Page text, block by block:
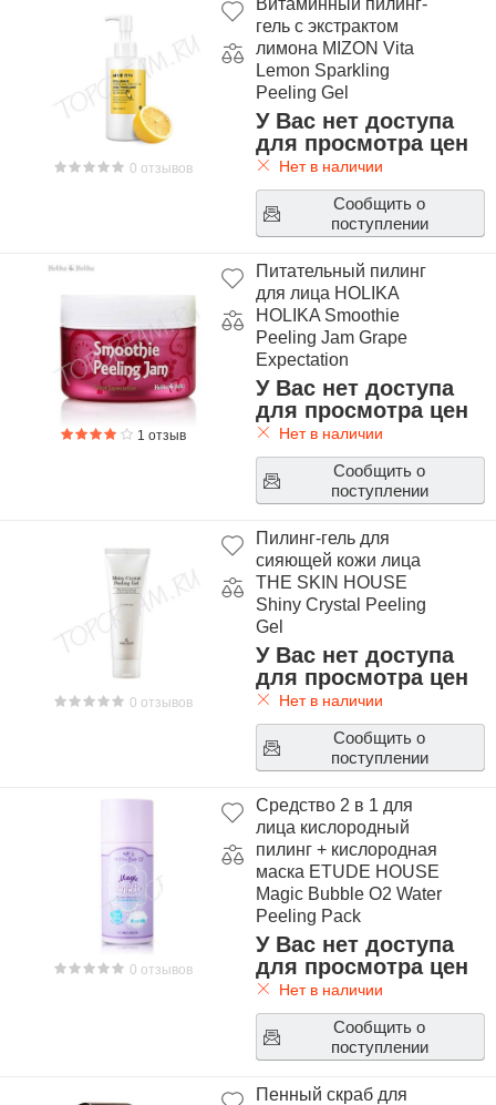
0 отзывов
Витаминный пилинг-
гель с экстрактом
лимона MIZON Vita
Lemon Sparkling
Peeling Gel
У Вас нет доступа
для просмотра цен
Нет в наличии
Сообщить о
поступлении
1 отзыв
Питательный пилинг
для лица HOLIKA
HOLIKA Smoothie
Peeling Jam Grape
Expectation
У Вас нет доступа
для просмотра цен
Нет в наличии
Сообщить о
поступлении
0 отзывов
Пилинг-гель для
сияющей кожи лица
THE SKIN HOUSE
Shiny Crystal Peeling
Gel
У Вас нет доступа
для просмотра цен
Нет в наличии
Сообщить о
поступлении
0 отзывов
Средство 2 в 1 для
лица кислородный
пилинг + кислородная
маска ETUDE HOUSE
Magic Bubble O2 Water
Peeling Pack
У Вас нет доступа
для просмотра цен
Нет в наличии
Сообщить о
поступлении
Пенный скраб для